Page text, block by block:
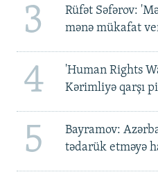
3
Rüfət Səfərov:
mənə mükafat
4
'Human Rights
Kərimliyə qarşı
5
Bayramov:
tədarük etməyə